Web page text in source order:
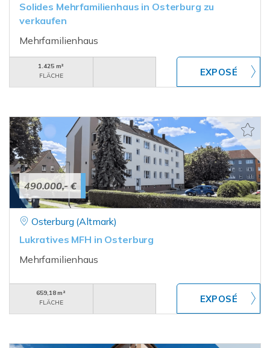
Solides Mehrfamilienhaus in Osterburg zu
verkaufen
Mehrfamilienhaus
1.425 m²
FLÄCHE
490.000,- €
Osterburg (Altmark)
Lukratives MFH in Osterburg
Mehrfamilienhaus
659,18 m²
FLÄCHE